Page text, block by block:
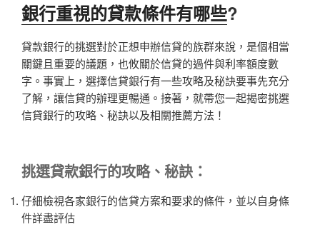
銀行重視的貸款條件有哪些?
貸款銀行的挑選對於正想申辦信貸的族群來說，是個相當
關鍵且重要的議題，也攸關於信貸的過件與利率額度數
字。事實上，選擇信貸銀行有一些攻略及秘訣要事先充分
了解，讓信貸的辦理更暢通。接著，就帶您一起揭密挑選
信貸銀行的攻略、秘訣以及相關推薦方法！
挑選貸款銀行的攻略、秘訣：
仔細檢視各家銀行的信貸方案和要求的條件，並以自身條
件詳盡評估